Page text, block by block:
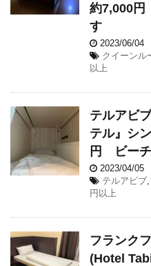
約7,000
す
2023/06/04
クイーンル
以上
テルアビ
テル』シ
円 ビー
2023/04/05
テルアビブ
円以上
フランク
(Hotel